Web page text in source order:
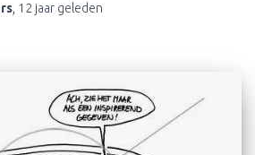
12 jaar geleden